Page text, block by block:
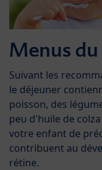
Menus
Suivant les
le déjeuner
poisson, des
peu d'huile de
votre enfant de
contribuent au
rétine.